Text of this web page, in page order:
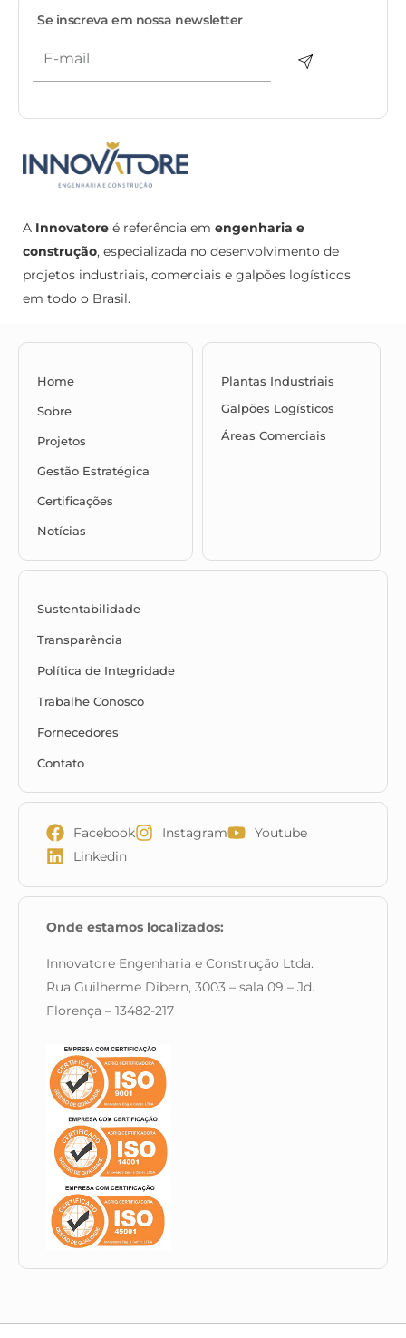
A Innovatore é referência em engenharia e
construção, especializada no desenvolvimento de
projetos industriais, comerciais e galpões logísticos
em todo o Brasil.
Se inscreva em nossa newsletter
Home
Sobre
Projetos
Gestão Estratégica
Certificações
Notícias
Plantas Industriais
Galpões Logísticos
Áreas Comerciais
Sustentabilidade
Transparência
Política de Integridade
Trabalhe Conosco
Fornecedores
Contato
Facebook Instagram
Youtube
Linkedin
Onde estamos localizados:
Innovatore Engenharia e Construção Ltda.
Rua Guilherme Dibern, 3003 – sala 09 – Jd.
Florença – 13482-217